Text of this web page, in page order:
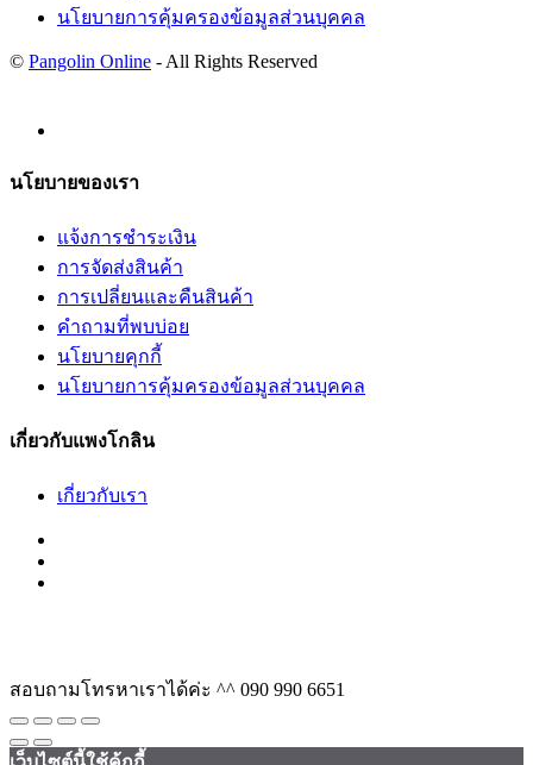
นโยบายการคุ้มครองข้อมูลส่วนบุคคล
© Pangolin Online - All Rights Reserved
นโยบายของเรา
แจ้งการชำระเงิน
การจัดส่งสินค้า
การเปลี่ยนและคืนสินค้า
คำถามที่พบบ่อย
นโยบายคุกกี้
นโยบายการคุ้มครองข้อมูลส่วนบุคคล
เกี่ยวกับแพงโกลิน
เกี่ยวกับเรา
สอบถามโทรหาเราได้ค่ะ ^^ 090 990 6651